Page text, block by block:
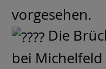
vorgesehen.
Die
bei